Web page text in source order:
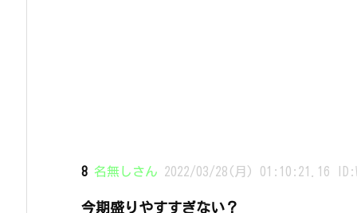
8 名無しさん 2022/03/28(月) 01:10:21.16
今期盛りやすすぎない？